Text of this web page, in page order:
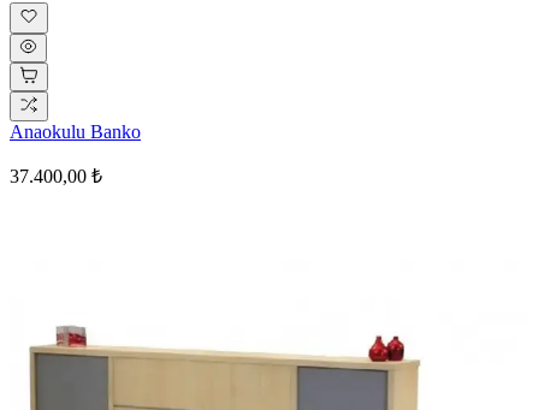
Anaokulu Banko
37.400,00 ₺